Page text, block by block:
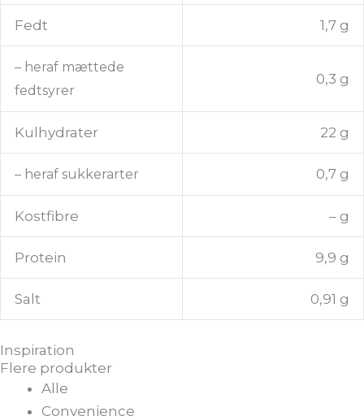
Fedt 1,7 g
– heraf mættede
fedtsyrer
0,3 g
Kulhydrater 22 g
– heraf sukkerarter 0,7 g
Kostfibre – g
Protein 9,9 g
Salt 0,91 g
Inspiration
Flere produkter
Alle
Convenience